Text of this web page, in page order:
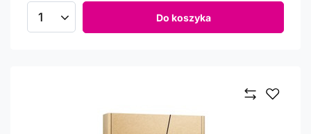
Ilość produktów Do koszyka